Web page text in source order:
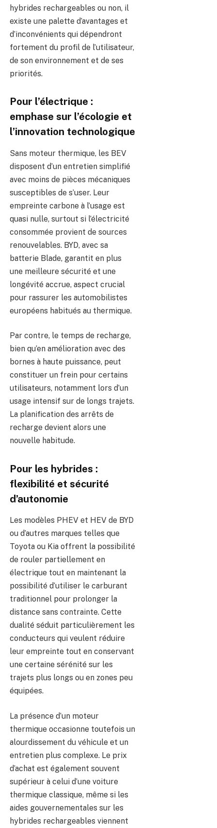
hybrides rechargeables ou non, il
existe une palette d’avantages et
d’inconvénients qui dépendront
fortement du profil de l’utilisateur,
de son environnement et de ses
priorités.
Pour l’électrique :
emphase sur l’écologie et
l’innovation technologique
Sans moteur thermique, les BEV
disposent d’un entretien simplifié
avec moins de pièces mécaniques
susceptibles de s’user. Leur
empreinte carbone à l’usage est
quasi nulle, surtout si l’électricité
consommée provient de sources
renouvelables. BYD, avec sa
batterie Blade, garantit en plus
une meilleure sécurité et une
longévité accrue, aspect crucial
pour rassurer les automobilistes
européens habitués au thermique.
Par contre, le temps de recharge,
bien qu’en amélioration avec des
bornes à haute puissance, peut
constituer un frein pour certains
utilisateurs, notamment lors d’un
usage intensif sur de longs trajets.
La planification des arrêts de
recharge devient alors une
nouvelle habitude.
Pour les hybrides :
flexibilité et sécurité
d’autonomie
Les modèles PHEV et HEV de BYD
ou d’autres marques telles que
Toyota ou Kia offrent la possibilité
de rouler partiellement en
électrique tout en maintenant la
possibilité d’utiliser le carburant
traditionnel pour prolonger la
distance sans contrainte. Cette
dualité séduit particulièrement les
conducteurs qui veulent réduire
leur empreinte tout en conservant
une certaine sérénité sur les
trajets plus longs ou en zones peu
équipées.
La présence d’un moteur
thermique occasionne toutefois un
alourdissement du véhicule et un
entretien plus complexe. Le prix
d’achat est également souvent
supérieur à celui d’une voiture
thermique classique, même si les
aides gouvernementales sur les
hybrides rechargeables viennent